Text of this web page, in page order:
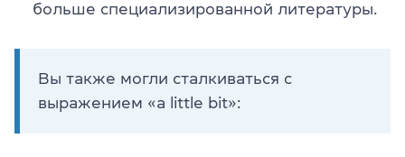
больше специализированной литературы.
Вы также могли сталкиваться с
выражением «a little bit»: